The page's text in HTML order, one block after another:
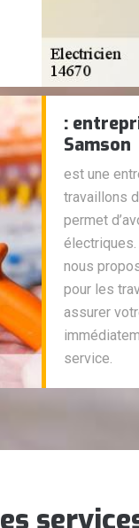
:
Samson
est une
travaillons
permet
électriques.
nous
pour les
assurer
service.